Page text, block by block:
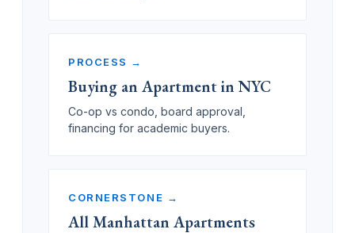
PROCESS →
Buying an Apartment in NYC
Co-op vs condo, board approval,
financing for academic buyers.
CORNERSTONE →
All Manhattan Apartments